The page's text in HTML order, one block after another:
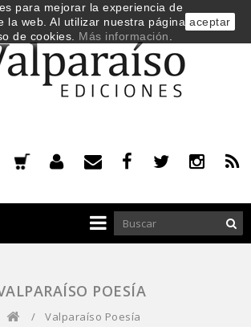
POESÍA
/ Valparaíso Poesía
para mejorar la experiencia de
la web. Al utilizar nuestra página
de cookies. Más información
aceptar